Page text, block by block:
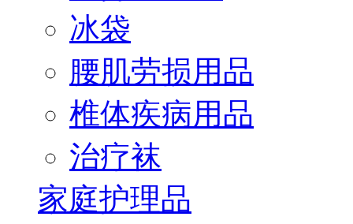
冰袋
腰肌劳损用品
椎体疾病用品
治疗袜
家庭护理品